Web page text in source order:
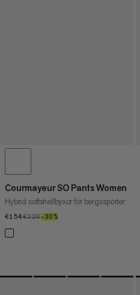
Courmayeur SO Pants Women
Hybrid softshellbyxor för bergssporter
€154€154
€220€220
–30%